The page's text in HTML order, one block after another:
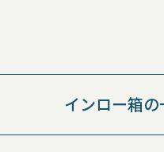
インロー箱の